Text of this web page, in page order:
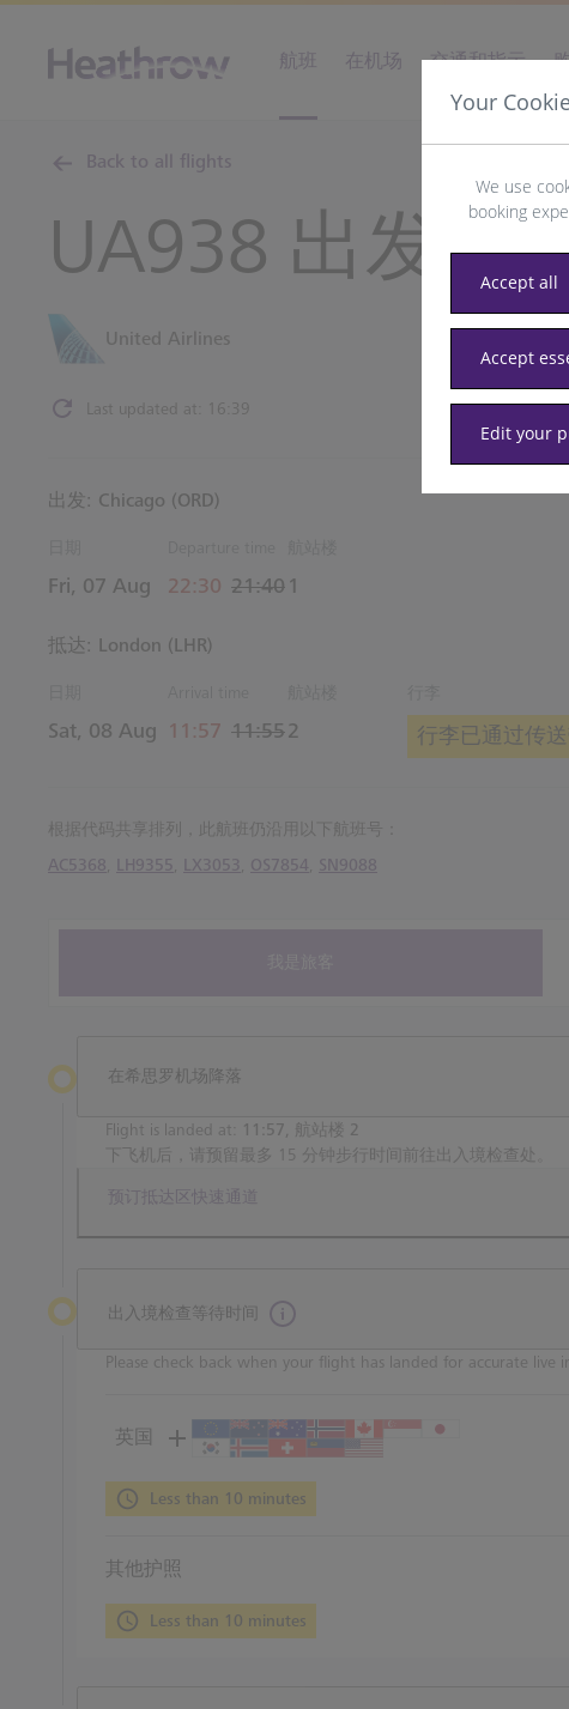
航班 在机场 交通和指示
Back to all flights
UA938 出发地
United Airlines
Last updated at: 16:39
出发: Chicago (ORD)
Fri, 07 Aug actual 时间
22:30
Estimated 时间
21:401
抵达: London (LHR)
Sat, 08 Aug actual 时间
11:57
Estimated 时间
11:552 行李已通过传
根据代码共享排列，此航班仍沿用以下航班号：
AC5368
LH9355 LX3053 OS7854 SN9088
在希思罗机场降落
Flight is landed at:
11:57, 航站楼 2
下飞机后，请预留最多 15 分钟步行时间前往出入境检查处。
预订抵达区快速通道
出入境检查等待时间
Please check back when your flight has landed for accurate live
英国
Less than 10 minutes
其他护照
Less than 10 minutes
Your
We use
booking
Accept all
Accept
Edit your